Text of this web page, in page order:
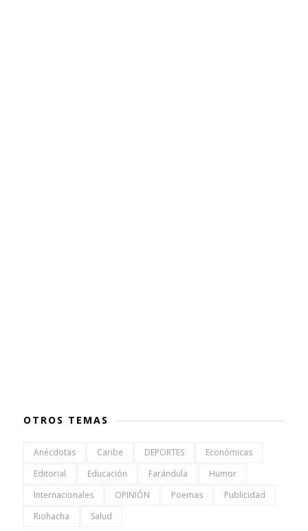
OTROS TEMAS
Anécdotas Caribe DEPORTES
Económicas
Editorial
Educación Farándula
Humor
Internacionales
OPINIÓN Poemas
Publicidad
Riohacha
Salud